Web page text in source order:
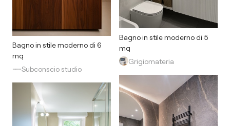
Bagno in stile moderno di 6
mq
Subconscio studio
Bagno in stile moderno di 5
mq
Grigiomateria